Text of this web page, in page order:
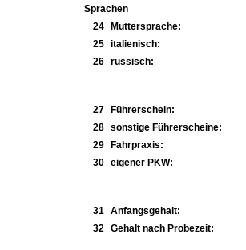
Sprachen
24
Muttersprache:
25
italienisch:
26
russisch:
27
Führerschein:
28
sonstige Führerscheine:
29
Fahrpraxis:
30
eigener PKW:
31
Anfangsgehalt:
32
Gehalt nach Probezeit: